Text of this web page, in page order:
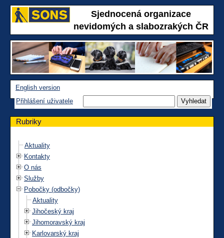
Sjednocená organizace
nevidomých a slabozrakých ČR
English version
Přihlášení uživatele
Rubriky
Aktuality
Kontakty
O nás
Služby
Pobočky (odbočky)
Aktuality
Jihočeský kraj
Jihomoravský kraj
Karlovarský kraj